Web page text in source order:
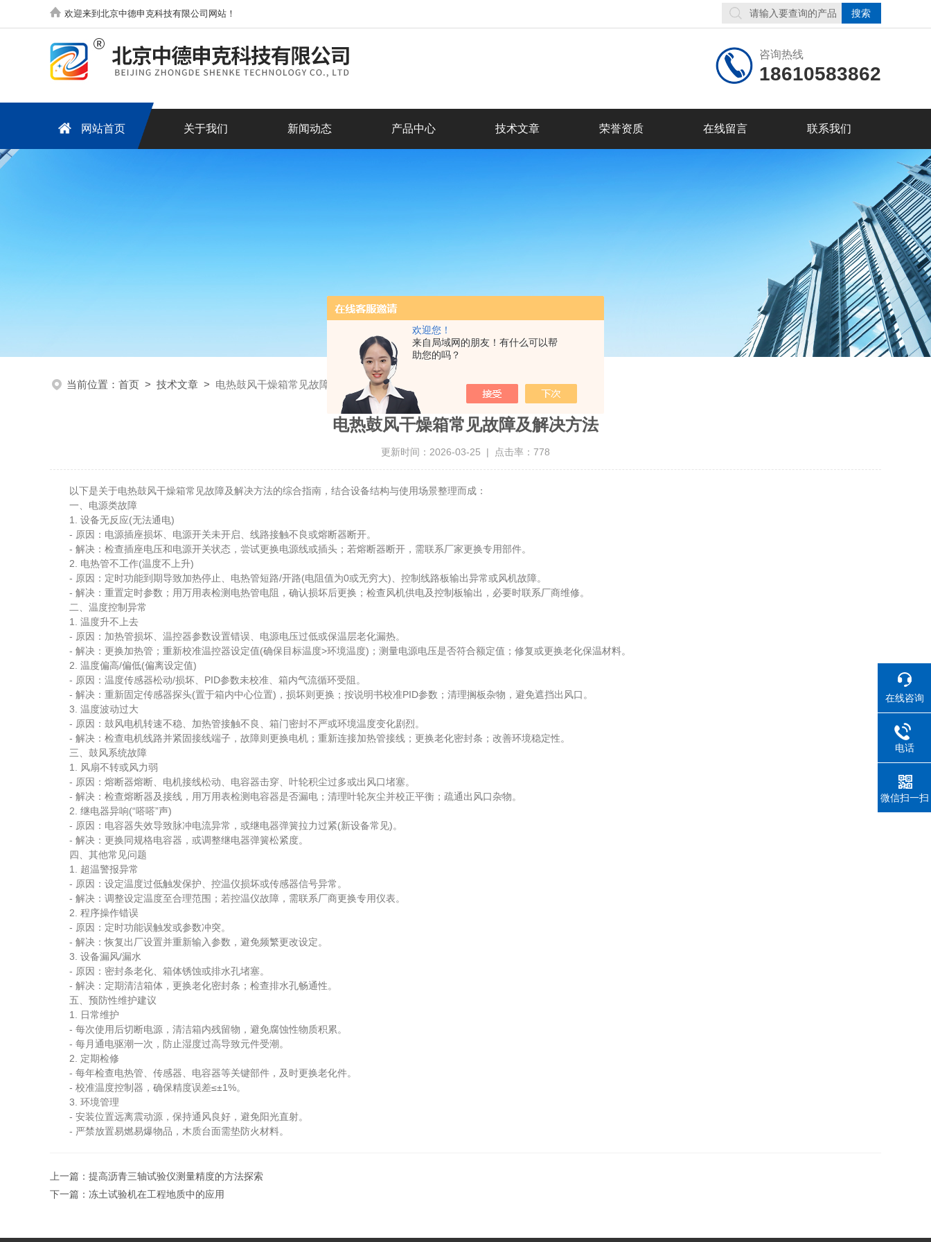
欢迎您！
来自局域网的朋友！有什么可以帮
助您的吗？
欢迎来到北京中德申克科技有限公司网站！
咨询热线
18610583862
网站首页 关于我们 新闻动态 产品中心 技术文章 荣誉资质 在线留言 联系我们
当前位置： 首页 > 技术文章 > 电热鼓风干燥箱常见故障及解决方法
电热鼓风干燥箱常见故障及解决方法
更新时间：2026-03-25 | 点击率：778
以下是关于电热鼓风干燥箱常见故障及解决方法的综合指南，结合设备结构与使用场景整理而成：
一、电源类故障
1. 设备无反应(无法通电)
- 原因：电源插座损坏、电源开关未开启、线路接触不良或熔断器断开。
- 解决：检查插座电压和电源开关状态，尝试更换电源线或插头；若熔断器断开，需联系厂家更换专用部件。
2. 电热管不工作(温度不上升)
- 原因：定时功能到期导致加热停止、电热管短路/开路(电阻值为0或无穷大)、控制线路板输出异常或风机故障。
- 解决：重置定时参数；用万用表检测电热管电阻，确认损坏后更换；检查风机供电及控制板输出，必要时联系厂商维修。
二、温度控制异常
1. 温度升不上去
- 原因：加热管损坏、温控器参数设置错误、电源电压过低或保温层老化漏热。
- 解决：更换加热管；重新校准温控器设定值(确保目标温度>环境温度)；测量电源电压是否符合额定值；修复或更换老化保温材料。
2. 温度偏高/偏低(偏离设定值)
- 原因：温度传感器松动/损坏、PID参数未校准、箱内气流循环受阻。
- 解决：重新固定传感器探头(置于箱内中心位置)，损坏则更换；按说明书校准PID参数；清理搁板杂物，避免遮挡出风口。
3. 温度波动过大
- 原因：鼓风电机转速不稳、加热管接触不良、箱门密封不严或环境温度变化剧烈。
- 解决：检查电机线路并紧固接线端子，故障则更换电机；重新连接加热管接线；更换老化密封条；改善环境稳定性。
三、鼓风系统故障
1. 风扇不转或风力弱
- 原因：熔断器熔断、电机接线松动、电容器击穿、叶轮积尘过多或出风口堵塞。
- 解决：检查熔断器及接线，用万用表检测电容器是否漏电；清理叶轮灰尘并校正平衡；疏通出风口杂物。
2. 继电器异响(“嗒嗒”声)
- 原因：电容器失效导致脉冲电流异常，或继电器弹簧拉力过紧(新设备常见)。
- 解决：更换同规格电容器，或调整继电器弹簧松紧度。
四、其他常见问题
1. 超温警报异常
- 原因：设定温度过低触发保护、控温仪损坏或传感器信号异常。
- 解决：调整设定温度至合理范围；若控温仪故障，需联系厂商更换专用仪表。
2. 程序操作错误
- 原因：定时功能误触发或参数冲突。
- 解决：恢复出厂设置并重新输入参数，避免频繁更改设定。
3. 设备漏风/漏水
- 原因：密封条老化、箱体锈蚀或排水孔堵塞。
- 解决：定期清洁箱体，更换老化密封条；检查排水孔畅通性。
五、预防性维护建议
1. 日常维护
- 每次使用后切断电源，清洁箱内残留物，避免腐蚀性物质积累。
- 每月通电驱潮一次，防止湿度过高导致元件受潮。
2. 定期检修
- 每年检查电热管、传感器、电容器等关键部件，及时更换老化件。
- 校准温度控制器，确保精度误差≤±1%。
3. 环境管理
- 安装位置远离震动源，保持通风良好，避免阳光直射。
- 严禁放置易燃易爆物品，木质台面需垫防火材料。
上一篇： 提高沥青三轴试验仪测量精度的方法探索
下一篇： 冻土试验机在工程地质中的应用
在线咨询
电话
微信扫一扫